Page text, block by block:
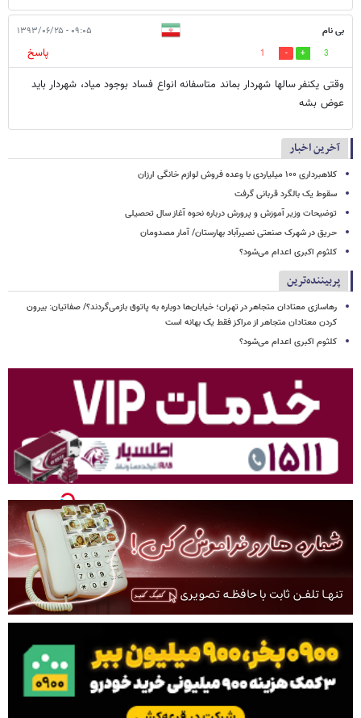
بی نام ۰۹:۰۵ - ۱۳۹۳/۰۶/۲۵
3
1
پاسخ
وقتى يكنفر سالها شهردار بماند متاسفانه انواع فساد بوجود مياد، شهردار بايد
عوض بشه
آخرین اخبار
کلاهبرداری ۱۰۰ میلیاردی با وعده فروش لوازم خانگی ارزان
سقوط یک بالگرد قربانی گرفت
توضیحات وزیر آموزش و پرورش درباره نحوه آغاز سال تحصیلی
حریق در شهرک صنعتی نصیرآباد بهارستان/ آمار مصدومان
کلثوم اکبری اعدام می‌شود؟
پربیننده‌ترین
رهاسازی معتادان متجاهر در تهران؛ خیابان‌ها دوباره به پاتوق بازمی‌گردند؟/ صفاتیان: بیرون
کردن معتادان متجاهر از مراکز فقط یک بهانه است
کلثوم اکبری اعدام می‌شود؟